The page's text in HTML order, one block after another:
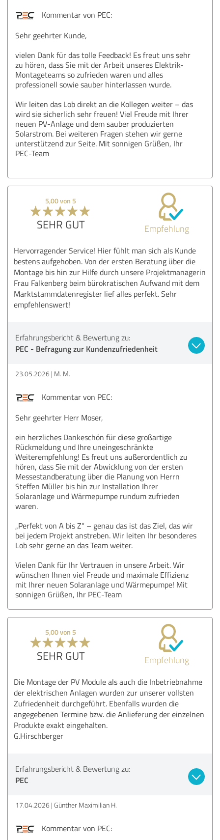
Kommentar von PEC:
Sehr geehrter Kunde,
vielen Dank für das tolle Feedback! Es freut uns sehr
zu hören, dass Sie mit der Arbeit unseres Elektrik-
Montageteams so zufrieden waren und alles
professionell sowie sauber hinterlassen wurde.
Wir leiten das Lob direkt an die Kollegen weiter – das
wird sie sicherlich sehr freuen! Viel Freude mit Ihrer
neuen PV-Anlage und dem sauber produzierten
Solarstrom. Bei weiteren Fragen stehen wir gerne
unterstützend zur Seite. Mit sonnigen Grüßen, Ihr
PEC-Team
5,00 von 5
SEHR GUT Empfehlung
Hervorragender Service! Hier fühlt man sich als Kunde
bestens aufgehoben. Von der ersten Beratung über die
Montage bis hin zur Hilfe durch unsere Projektmanagerin
Frau Falkenberg beim bürokratischen Aufwand mit dem
Marktstammdatenregister lief alles perfekt. Sehr
empfehlenswert!
Erfahrungsbericht & Bewertung zu:
PEC - Befragung zur Kundenzufriedenheit
23.05.2026 M. M.
Kommentar von PEC:
Sehr geehrter Herr Moser,
ein herzliches Dankeschön für diese großartige
Rückmeldung und Ihre uneingeschränkte
Weiterempfehlung! Es freut uns außerordentlich zu
hören, dass Sie mit der Abwicklung von der ersten
Messestandberatung über die Planung von Herrn
Steffen Müller bis hin zur Installation Ihrer
Solaranlage und Wärmepumpe rundum zufrieden
waren.
„Perfekt von A bis Z“ – genau das ist das Ziel, das wir
bei jedem Projekt anstreben. Wir leiten Ihr besonderes
Lob sehr gerne an das Team weiter.
Vielen Dank für Ihr Vertrauen in unsere Arbeit. Wir
wünschen Ihnen viel Freude und maximale Effizienz
mit Ihrer neuen Solaranlage und Wärmepumpe! Mit
sonnigen Grüßen, Ihr PEC-Team
5,00 von 5
SEHR GUT Empfehlung
Die Montage der PV Module als auch die Inbetriebnahme
der elektrischen Anlagen wurden zur unserer vollsten
Zufriedenheit durchgeführt. Ebenfalls wurden die
angegebenen Termine bzw. die Anlieferung der einzelnen
Produkte exakt eingehalten.
G.Hirschberger
Erfahrungsbericht & Bewertung zu:
PEC
17.04.2026 Günther Maximilian H.
Kommentar von PEC: